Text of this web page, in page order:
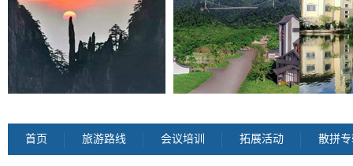
首页 旅游路线 会议培训 拓展活动 散拼